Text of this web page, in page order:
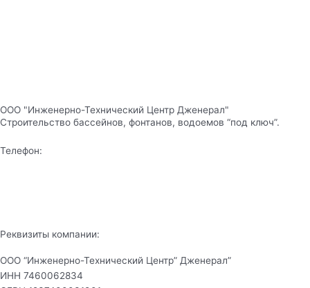
ООО "Инженерно-Технический Центр Дженерал"
Строительство бассейнов, фонтанов, водоемов “под ключ”.
Телефон:
Реквизиты компании:
ООО “Инженерно-Технический Центр” Дженерал”
ИНН 7460062834